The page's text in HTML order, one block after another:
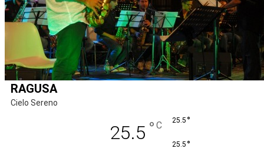
RAGUSA
Cielo Sereno
25.5 ° C 25.5 °
25.5 °